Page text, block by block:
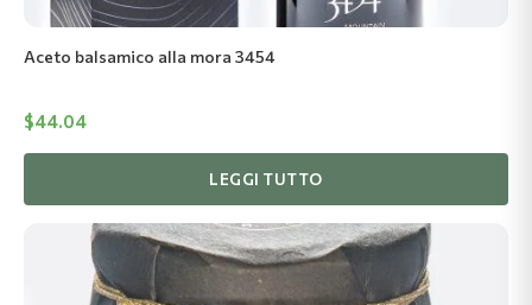
Aceto balsamico alla mora 3454
$44.04
LEGGI TUTTO